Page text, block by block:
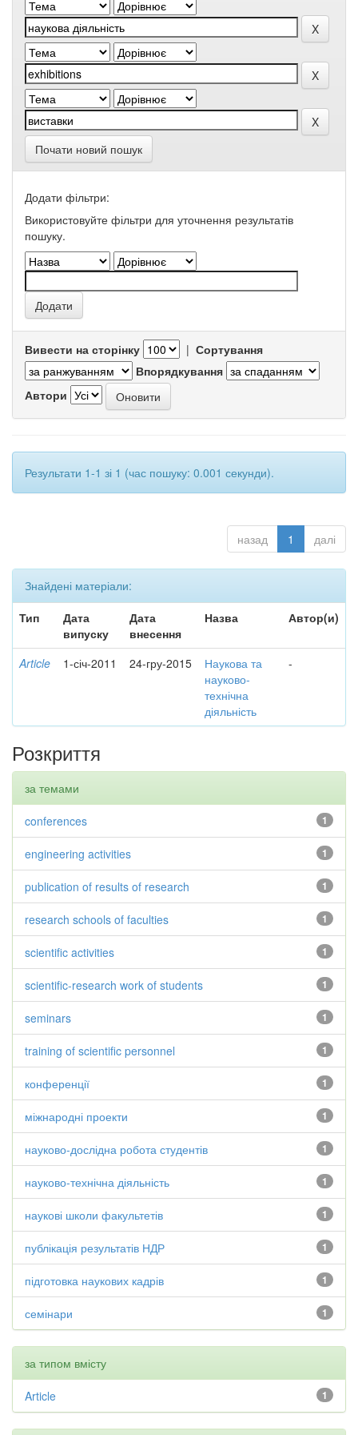
Почати новий пошук
Додати фільтри:
Використовуйте фільтри для уточнення результатів
пошуку.
Вивести на сторінку | Сортування
Впорядкування
Автори
Результати 1-1 зі 1 (час пошуку: 0.001 секунди).
назад 1 далі
Знайдені матеріали:
Тип
Дата
випуску
Дата
внесення
Назва Автор(и)
Article 1-січ-2011 24-гру-2015
Наукова та
науково-
технічна
діяльність
-
Розкриття
за темами
1
conferences
1
engineering activities
1
publication of results of research
1
research schools of faculties
1
scientific activities
1
scientific-research work of students
1
seminars
1
training of scientific personnel
1
конференції
1
міжнародні проекти
1
науково-дослідна робота студентів
1
науково-технічна діяльність
1
наукові школи факультетів
1
публікація результатів НДР
1
підготовка наукових кадрів
1
семінари
за типом вмісту
1
Article